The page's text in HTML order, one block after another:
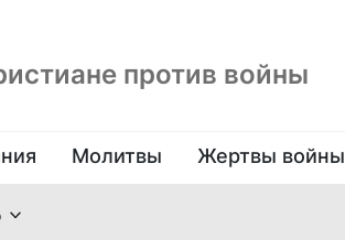
против войны
Молитвы Жертвы войны